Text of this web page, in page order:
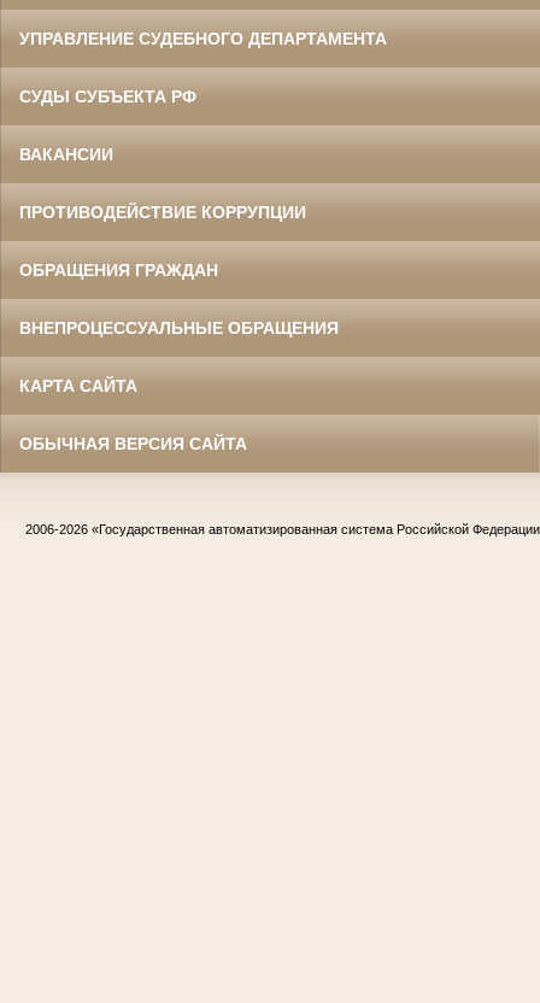
УПРАВЛЕНИЕ СУДЕБНОГО ДЕПАРТАМЕНТА
СУДЫ СУБЪЕКТА РФ
ВАКАНСИИ
ПРОТИВОДЕЙСТВИЕ КОРРУПЦИИ
ОБРАЩЕНИЯ ГРАЖДАН
ВНЕПРОЦЕССУАЛЬНЫЕ ОБРАЩЕНИЯ
КАРТА САЙТА
ОБЫЧНАЯ ВЕРСИЯ САЙТА
2006-2026 «Государственная автоматизированная система Российской